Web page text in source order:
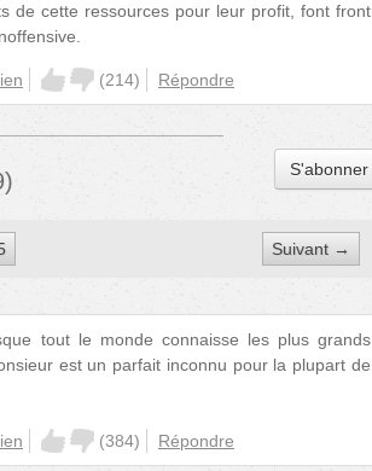
de cette ressources pour leur profit, font front
(214) Répondre
) S'abonner
Suivant →
tout le monde connaisse les plus grands
est un parfait inconnu pour la plupart de
(384) Répondre